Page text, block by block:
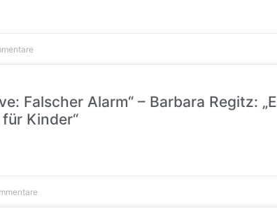
Falscher Alarm“ – Barbara Regitz:
Kinder“